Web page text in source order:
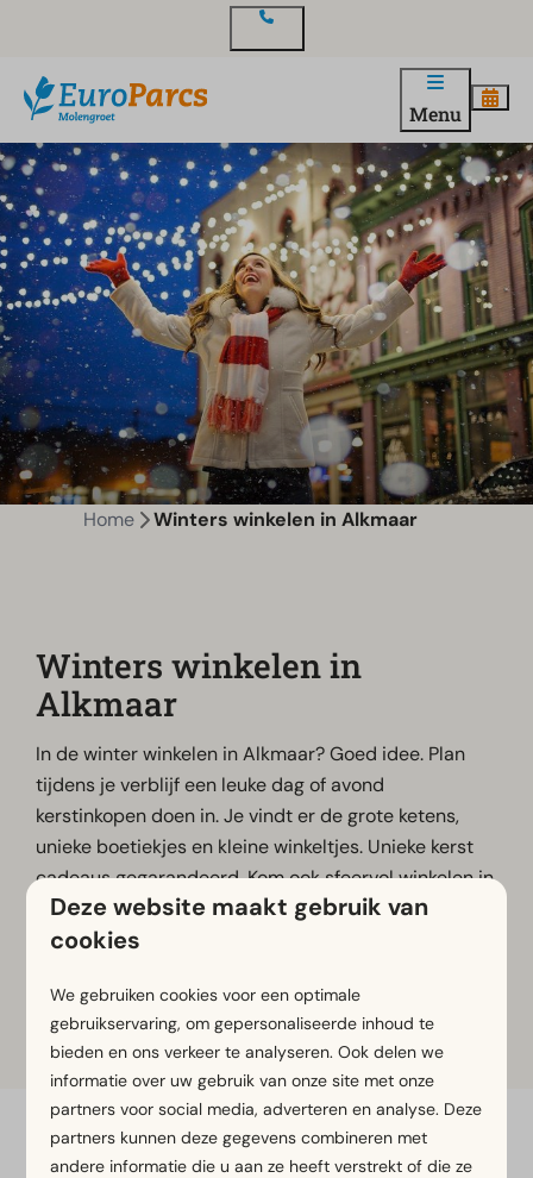
Menu
Home Winters winkelen in Alkmaar
Winters winkelen in
Alkmaar
In de winter winkelen in Alkmaar? Goed idee. Plan
tijdens je verblijf een leuke dag of avond
kerstinkopen doen in. Je vindt er de grote ketens,
unieke boetiekjes en kleine winkeltjes. Unieke kerst
cadeaus gegarandeerd. Kom ook sfeervol winkelen in
de gezelligste maand van het jaar!
Meer informatie
Veilig betalen
Deze website maakt gebruik van
cookies
We gebruiken cookies voor een optimale
gebruikservaring, om gepersonaliseerde inhoud te
bieden en ons verkeer te analyseren. Ook delen we
informatie over uw gebruik van onze site met onze
partners voor social media, adverteren en analyse. Deze
partners kunnen deze gegevens combineren met
andere informatie die u aan ze heeft verstrekt of die ze